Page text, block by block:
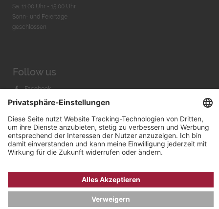
Sa. 11:00 Uhr - 15.00 Uhr
Sonn- und Feiertage
geschlossen
Follow us
Facebook
Instagram
Youtube
Bachmann & Scher GmbH / Watchandco GmbH
DATENSCHUTZ IMPRESSUM VERSANDKOSTEN